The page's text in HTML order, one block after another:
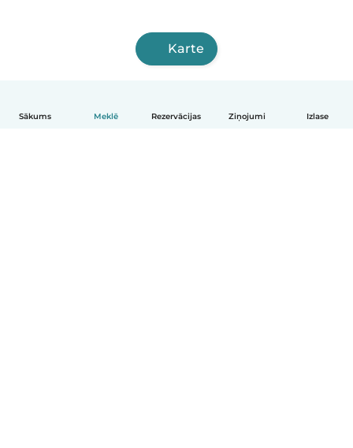
Sākums Meklē Rezervācijas Ziņojumi Izlase
Karte